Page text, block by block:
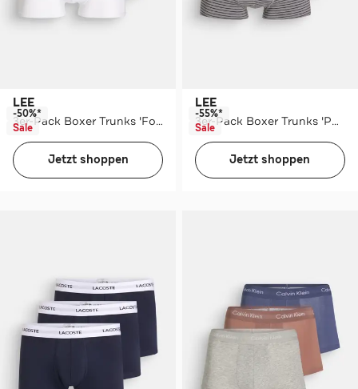
LEE
3er-Pack Boxer Trunks 'Forster'
-50%*
Sale
Jetzt shoppen
LEE
3er-Pack Boxer Trunks 'Putney'
-55%*
Sale
Jetzt shoppen